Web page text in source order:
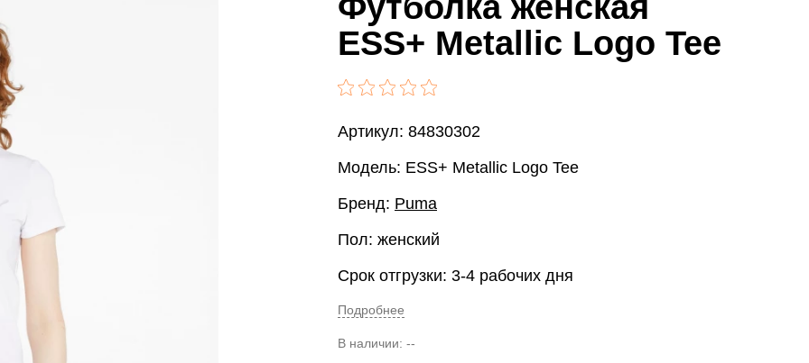
ESS+ Metallic Logo Tee
Артикул: 84830302
Модель: ESS+ Metallic Logo Tee
Бренд: Puma
Пол: женский
Срок отгрузки: 3-4 рабочих дня
Подробнее
В наличии: --